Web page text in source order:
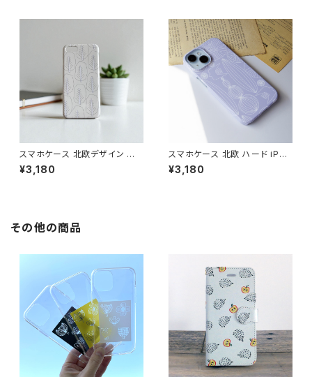
スマホケース 北欧デザイン ハ
ードケース iPhone17/galaxy/
Googlepixel/Xperia シンプ
¥3,180
スマホケース 北欧 ハード iPho
ne17/16/15/galaxy/pixel グ
レーニュアンスカラー 鳥 花柄
¥3,180
その他の商品